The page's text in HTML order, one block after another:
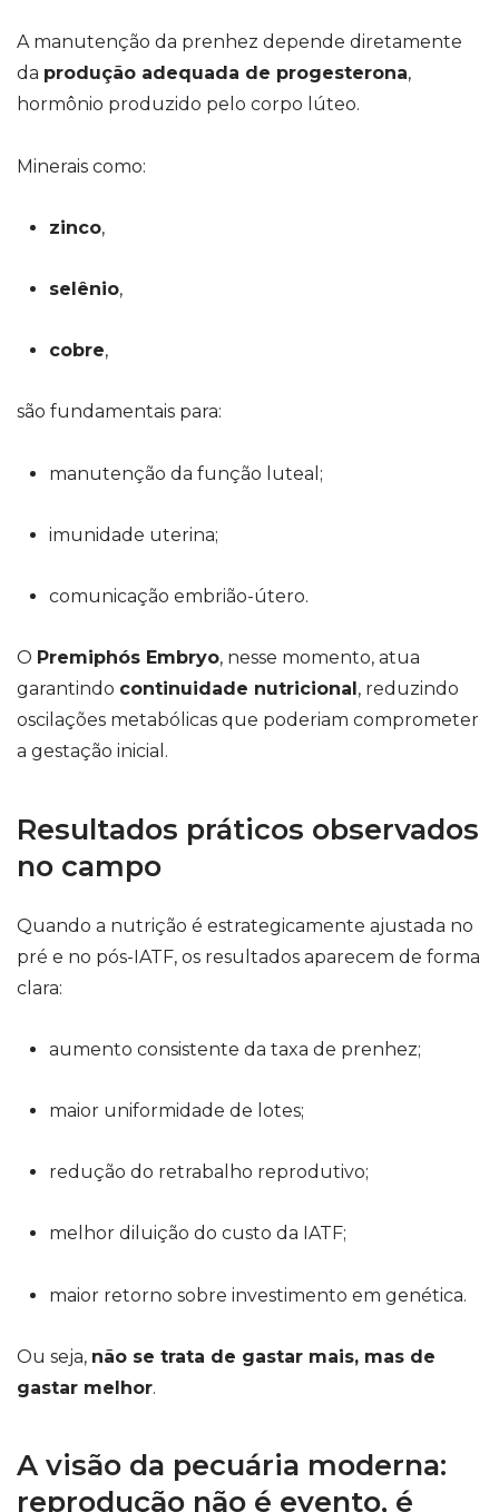
A manutenção da prenhez depende diretamente
da produção adequada de progesterona,
hormônio produzido pelo corpo lúteo.
Minerais como:
zinco,
selênio,
cobre,
são fundamentais para:
manutenção da função luteal;
imunidade uterina;
comunicação embrião-útero.
O Premiphós Embryo, nesse momento, atua
garantindo continuidade nutricional , reduzindo
oscilações metabólicas que poderiam comprometer
a gestação inicial.
Resultados práticos observados
no campo
Quando a nutrição é estrategicamente ajustada no
pré e no pós-IATF, os resultados aparecem de forma
clara:
aumento consistente da taxa de prenhez;
maior uniformidade de lotes;
redução do retrabalho reprodutivo;
melhor diluição do custo da IATF;
maior retorno sobre investimento em genética.
Ou seja, não se trata de gastar mais, mas de
gastar melhor.
A visão da pecuária moderna:
reprodução não é evento, é